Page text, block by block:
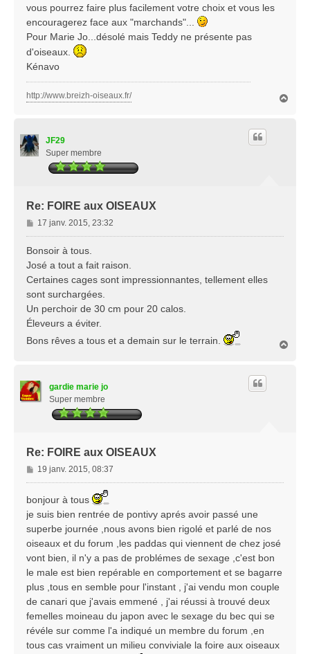
vous pourrez faire plus facilement votre choix et vous les
encouragerez face aux "marchands"...
Pour Marie Jo...désolé mais Teddy ne présente pas
d'oiseaux.
Kénavo
http://www.breizh-oiseaux.fr/
JF29
Super membre
Re: FOIRE aux OISEAUX
M
e
s
g
e
17 janv. 2015, 23:32
Bonsoir à tous.
José a tout a fait raison.
Certaines cages sont impressionnantes, tellement elles
sont surchargées.
Un perchoir de 30 cm pour 20 calos.
Éleveurs a éviter.
Bons rêves a tous et a demain sur le terrain.
gardie marie jo
Super membre
Re: FOIRE aux OISEAUX
M
e
s
a
g
e
19 janv. 2015, 08:37
bonjour à tous
je suis bien rentrée de pontivy aprés avoir passé une
superbe journée ,nous avons bien rigolé et parlé de nos
oiseaux et du forum ,les paddas qui viennent de chez josé
vont bien, il n'y a pas de problémes de sexage ,c'est bon
le male est bien repérable en comportement et se bagarre
plus ,tous en semble pour l'instant , j'ai vendu mon couple
de canari que j'avais emmené , j'ai réussi à trouvé deux
femelles moineau du japon avec le sexage du bec qui se
révéle sur comme l'a indiqué un membre du forum ,en
tous cas vraiment un milieu conviviale la foire aux oiseaux